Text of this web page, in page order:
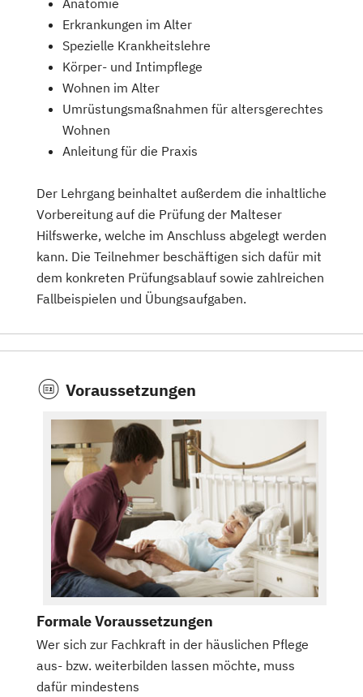
Erkrankungen im Alter
Spezielle Krankheitslehre
Körper- und Intimpflege
Wohnen im Alter
Umrüstungsmaßnahmen für altersgerechtes
Wohnen
Anleitung für die Praxis
Der Lehrgang beinhaltet außerdem die inhaltliche
Vorbereitung auf die Prüfung der Malteser
Hilfswerke, welche im Anschluss abgelegt werden
kann. Die Teilnehmer beschäftigen sich dafür mit
dem konkreten Prüfungsablauf sowie zahlreichen
Fallbeispielen und Übungsaufgaben.
Voraussetzungen
Formale Voraussetzungen
Wer sich zur Fachkraft in der häuslichen Pflege
aus- bzw. weiterbilden lassen möchte, muss
dafür mindestens